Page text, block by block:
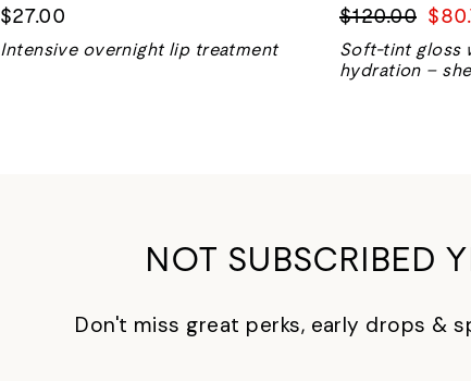
$27.00
Intensive overnight lip treatment
正
常
价
$120.00 销
售
价
Soft-tint gloss
hydration –
NOT SUBSCRIBED
Don't miss great perks, early drops &